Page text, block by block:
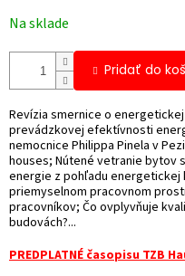
cena:
Na sklade
Pridať do
Revízia smernice o
prevádzkovej efektívnosti
nemocnice Philippa Pinela v
houses; Nútené vetranie bytov
energie z pohľadu
priemyselnom pracovnom
pracovníkov; Čo ovplyvňuje
budovách?...
PREDPLATNÉ časopisu TZB